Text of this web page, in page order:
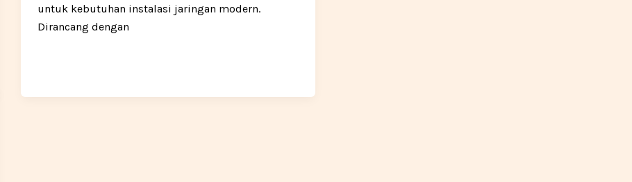
untuk kebutuhan instalasi jaringan modern.
Dirancang dengan